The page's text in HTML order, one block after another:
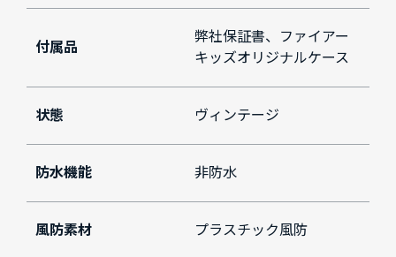
付属品
弊社保証書、ファイアー
キッズオリジナルケース
状態 ヴィンテージ
防水機能 非防水
風防素材 プラスチック風防